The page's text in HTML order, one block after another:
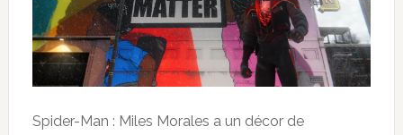
Spider-Man : Miles Morales a un décor de